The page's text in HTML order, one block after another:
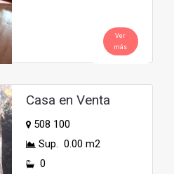
Ver
más
Casa en Venta
508 100
Sup. 0.00 m2
0